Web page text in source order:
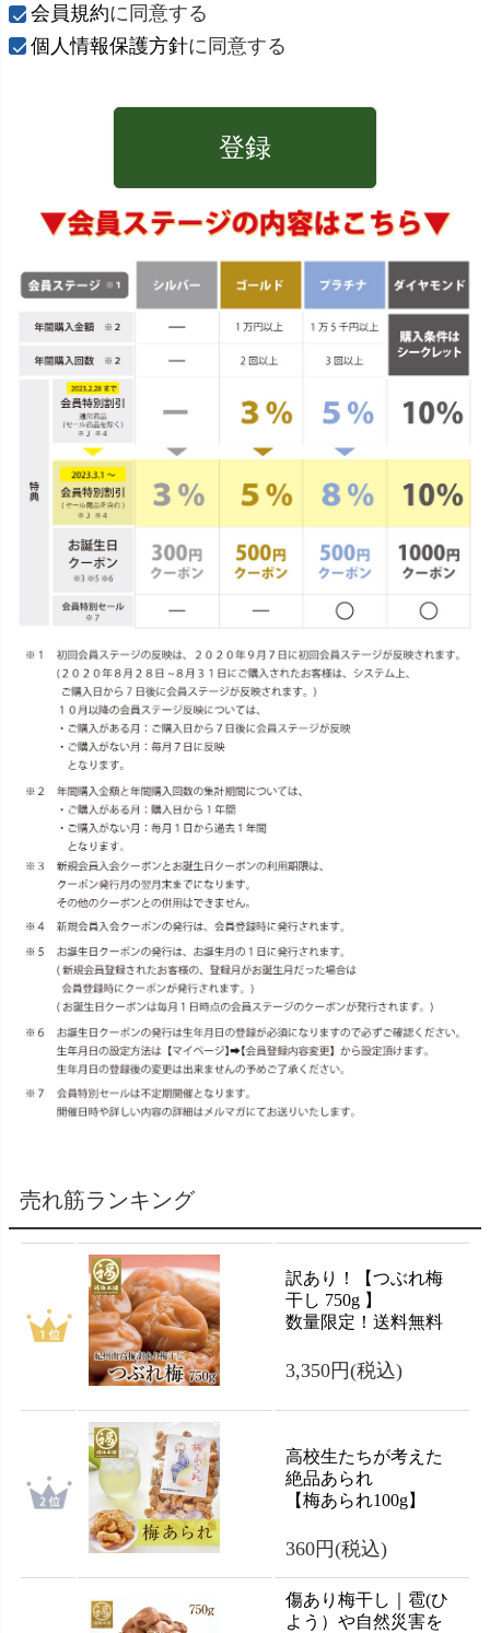
会員規約に同意する
個人情報保護方針に同意する
登録
売れ筋ランキング
訳あり！【つぶれ梅
干し 750g 】
数量限定！送料無料
3,350円(税込)
高校生たちが考えた
絶品あられ
【梅あられ100g】
360円(税込)
傷あり梅干し｜雹(ひ
よう）や自然災害を